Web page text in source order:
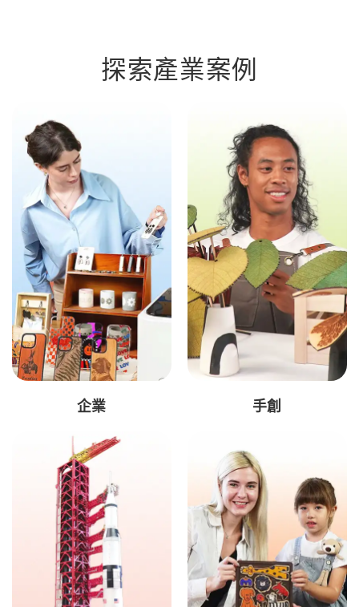
探索產業案例
企業 手創